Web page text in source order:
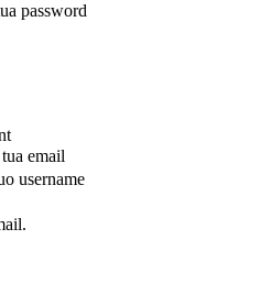
password
email
username